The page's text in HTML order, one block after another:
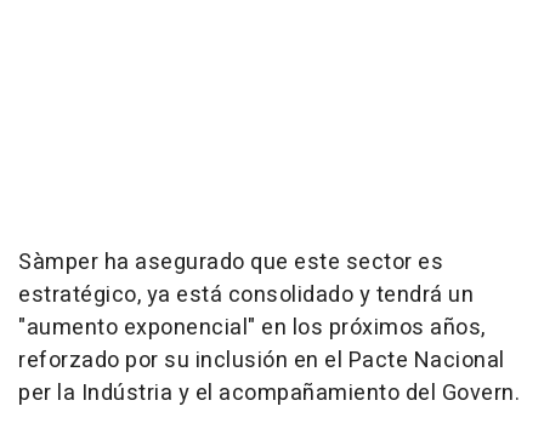
Sàmper ha asegurado que este sector es
estratégico, ya está consolidado y tendrá un
"aumento exponencial" en los próximos años,
reforzado por su inclusión en el Pacte Nacional
per la Indústria y el acompañamiento del Govern.